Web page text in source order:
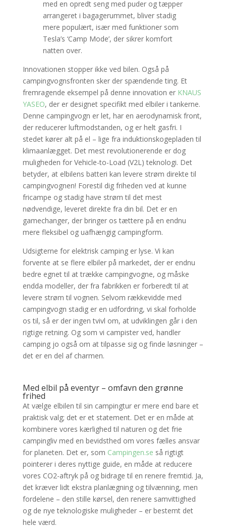
med en opredt seng med puder og tæpper
arrangeret i bagagerummet, bliver stadig
mere populært, især med funktioner som
Tesla’s ‘Camp Mode’, der sikrer komfort
natten over.
Innovationen stopper ikke ved bilen. Også på
campingvognsfronten sker der spændende ting. Et
fremragende eksempel på denne innovation er KNAUS
YASEO, der er designet specifikt med elbiler i tankerne.
Denne campingvogn er let, har en aerodynamisk front,
der reducerer luftmodstanden, og er helt gasfri. I
stedet kører alt på el – lige fra induktionskogepladen til
klimaanlægget. Det mest revolutionerende er dog
muligheden for Vehicle-to-Load (V2L) teknologi. Det
betyder, at elbilens batteri kan levere strøm direkte til
campingvognen! Forestil dig friheden ved at kunne
fricampe og stadig have strøm til det mest
nødvendige, leveret direkte fra din bil. Det er en
gamechanger, der bringer os tættere på en endnu
mere fleksibel og uafhængig campingform.
Udsigterne for elektrisk camping er lyse. Vi kan
forvente at se flere elbiler på markedet, der er endnu
bedre egnet til at trække campingvogne, og måske
endda modeller, der fra fabrikken er forberedt til at
levere strøm til vognen. Selvom rækkevidde med
campingvogn stadig er en udfordring, vi skal forholde
os til, så er der ingen tvivl om, at udviklingen går i den
rigtige retning. Og som vi campister ved, handler
camping jo også om at tilpasse sig og finde løsninger –
det er en del af charmen.
Med elbil på eventyr – omfavn den grønne
frihed
At vælge elbilen til sin campingtur er mere end bare et
praktisk valg; det er et statement. Det er en måde at
kombinere vores kærlighed til naturen og det frie
campingliv med en bevidsthed om vores fælles ansvar
for planeten. Det er, som Campingen.se så rigtigt
pointerer i deres nyttige guide, en måde at reducere
vores CO2-aftryk på og bidrage til en renere fremtid. Ja,
det kræver lidt ekstra planlægning og tilvænning, men
fordelene – den stille kørsel, den renere samvittighed
og de nye teknologiske muligheder – er bestemt det
hele værd.